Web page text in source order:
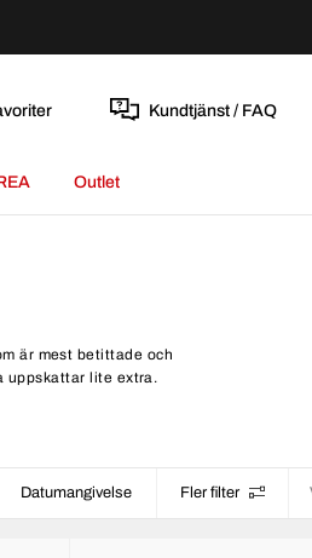
Kundtjänst / FAQ
Outlet
är mest betittade och
uppskattar lite extra.
Datumangivelse Fler filter